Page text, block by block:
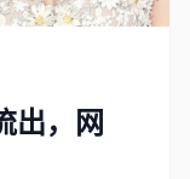
出，网